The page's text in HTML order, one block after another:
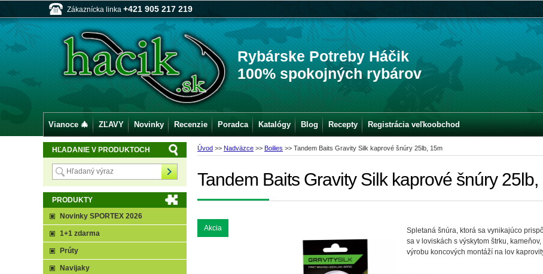
Zákaznícka linka +421 905 217 219
Rybárske Potreby Háčik
100% spokojných rybárov
Úvod >> Nadväzce >> Boilies >> Tandem Baits Gravity Silk kaprové šnúry 25lb, 15m
Tandem Baits Gravity Silk kaprové šnúry 25lb,
Akcia
Spletaná šnúra, ktorá sa vynikajúco
sa v loviskách s výskytom štrku,
výrobu koncových montáží na lov
HĽADANIE V PRODUKTOCH
PRODUKTY
Novinky SPORTEX 2026
1+1 zdarma
Prúty
Navijaky
Vianoce 🎄 ZĽAVY Novinky Recenzie Poradca Katalógy Blog Recepty Registrácia veľkoobchod